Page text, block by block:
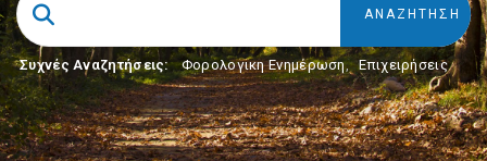
Συχνές Αναζητήσεις: Φορολογικη Ενημέρωση, Επιχειρήσεις